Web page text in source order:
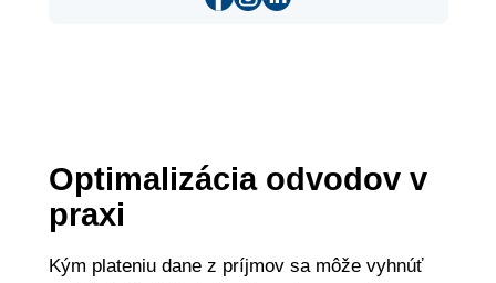
Optimalizácia odvodov v
praxi
Kým plateniu dane z príjmov sa môže vyhnúť